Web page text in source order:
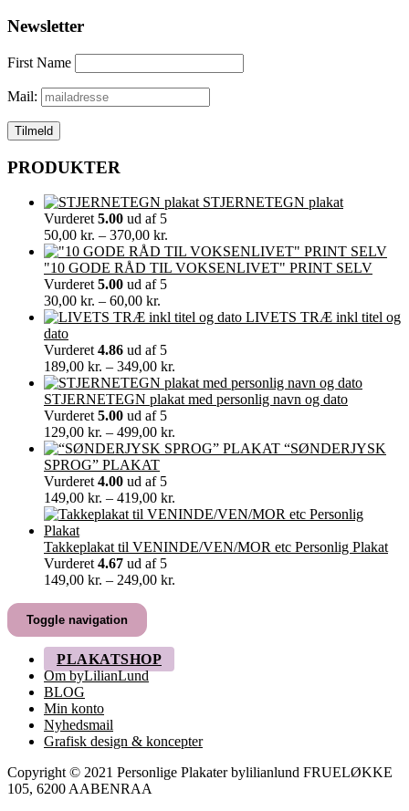
Newsletter
First Name
Mail:
PRODUKTER
STJERNETEGN plakat
Vurderet 5.00 ud af 5
50,00 kr. – 370,00 kr.
50,00 kr.
til
"10 GODE RÅD TIL VOKSENLIVET" PRINT SELV
Vurderet 5.00 ud af 5
30,00 kr. – 60,00 kr.
30,00 kr.
60,00 kr.
LIVETS TRÆ inkl titel og
dato
Vurderet 4.86 ud af 5
189,00 kr. – 349,00 kr.
189,00 kr.
til
STJERNETEGN plakat med personlig navn og dato
Vurderet 5.00 ud af 5
129,00 kr. – 499,00 kr.
129,00 kr.
“SØNDERJYSK
SPROG” PLAKAT
Vurderet 4.00 ud af 5
149,00 kr. – 419,00 kr.
149,00 kr.
419,00 kr.
Takkeplakat til VENINDE/VEN/MOR etc Personlig Plakat
Vurderet 4.67 ud af 5
149,00 kr. – 249,00 kr.
Toggle navigation
PLAKATSHOP
Om byLilianLund
BLOG
Min konto
Nyhedsmail
Grafisk design & koncepter
Copyright © 2021 Personlige Plakater bylilianlund FRUELØKKE
105, 6200 AABENRAA